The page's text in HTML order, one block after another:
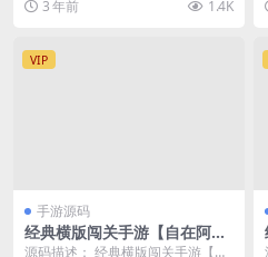
学习手工端+懒人助手+运营后
机一键即玩镜...
3 年前 1.4K
VIP
手游源码
经典横版闯关手游【自在阿拉
德】2023整理Linux手工端
源码描述： 经典横版闯关手游【自